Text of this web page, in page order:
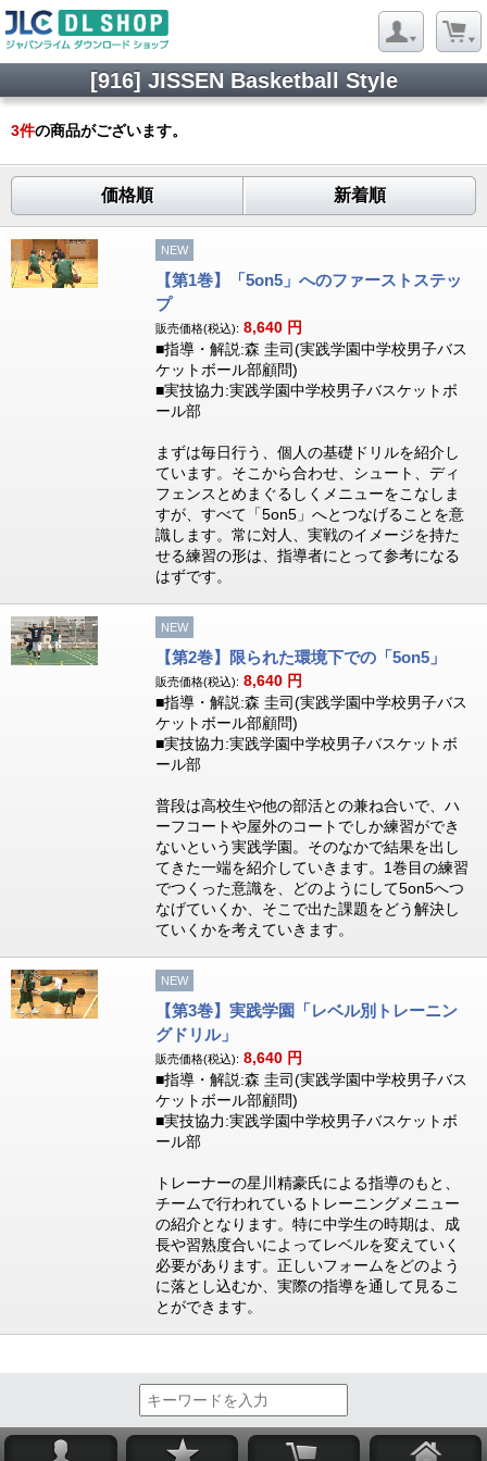
[916] JISSEN Basketball Style
3件の商品がございます。
価格順 新着順
NEW
【第1巻】「5on5」へのファーストステッ
プ
販売価格(税込): 8,640 円
■指導・解説:森 圭司(実践学園中学校男子バス
ケットボール部顧問)
■実技協力:実践学園中学校男子バスケットボ
ール部
まずは毎日行う、個人の基礎ドリルを紹介し
ています。そこから合わせ、シュート、ディ
フェンスとめまぐるしくメニューをこなしま
すが、すべて「5on5」へとつなげることを意
識します。常に対人、実戦のイメージを持た
せる練習の形は、指導者にとって参考になる
はずです。
NEW
【第2巻】限られた環境下での「5on5」
販売価格(税込): 8,640 円
■指導・解説:森 圭司(実践学園中学校男子バス
ケットボール部顧問)
■実技協力:実践学園中学校男子バスケットボ
ール部
普段は高校生や他の部活との兼ね合いで、ハ
ーフコートや屋外のコートでしか練習ができ
ないという実践学園。そのなかで結果を出し
てきた一端を紹介していきます。1巻目の練習
でつくった意識を、どのようにして5on5へつ
なげていくか、そこで出た課題をどう解決し
ていくかを考えていきます。
NEW
【第3巻】実践学園「レベル別トレーニン
グドリル」
販売価格(税込): 8,640 円
■指導・解説:森 圭司(実践学園中学校男子バス
ケットボール部顧問)
■実技協力:実践学園中学校男子バスケットボ
ール部
トレーナーの星川精豪氏による指導のもと、
チームで行われているトレーニングメニュー
の紹介となります。特に中学生の時期は、成
長や習熟度合いによってレベルを変えていく
必要があります。正しいフォームをどのよう
に落とし込むか、実際の指導を通して見るこ
とができます。